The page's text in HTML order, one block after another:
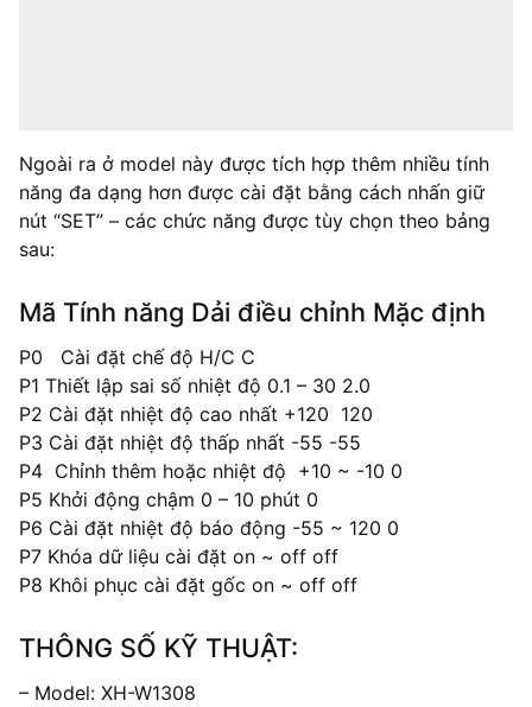
Ngoài ra ở model này được tích hợp thêm nhiều tính
năng đa dạng hơn được cài đặt bằng cách nhấn giữ
nút “SET” – các chức năng được tùy chọn theo bảng
sau:
Mã Tính năng Dải điều chỉnh Mặc định
P0 Cài đặt chế độ H/C C
P1 Thiết lập sai số nhiệt độ 0.1 – 30 2.0
P2 Cài đặt nhiệt độ cao nhất +120 120
P3 Cài đặt nhiệt độ thấp nhất -55 -55
P4 Chỉnh thêm hoặc nhiệt độ +10 ~ -10 0
P5 Khởi động chậm 0 – 10 phút 0
P6 Cài đặt nhiệt độ báo động -55 ~ 120 0
P7 Khóa dữ liệu cài đặt on ~ off off
P8 Khôi phục cài đặt gốc on ~ off off
THÔNG SỐ KỸ THUẬT:
– Model: XH-W1308